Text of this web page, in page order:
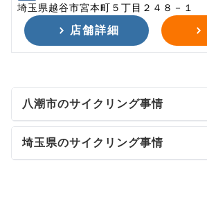
埼玉県越谷市宮本町５丁目２４８－１
店舗詳細
八潮市のサイクリング事情
埼玉県のサイクリング事情